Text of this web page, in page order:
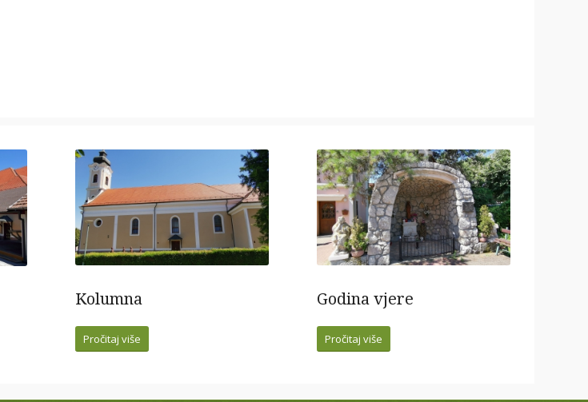
Kolumna
Pročitaj više
Godina vjere
Pročitaj više